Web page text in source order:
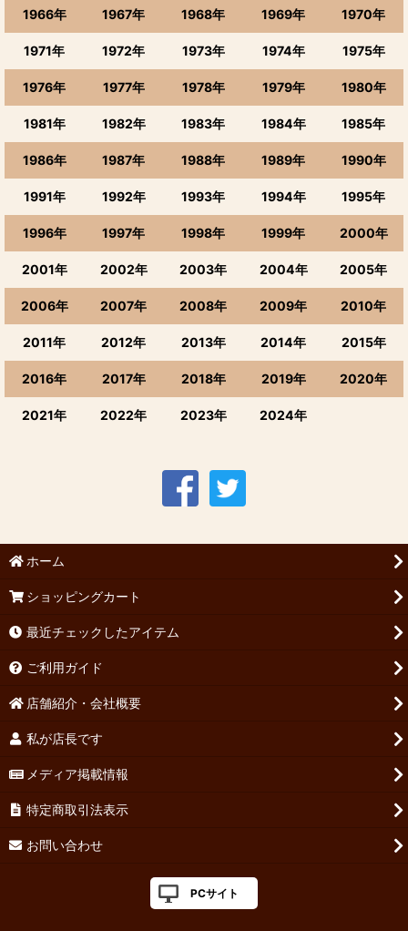
1966年 1967年 1968年 1969年 1970年
1971年 1972年 1973年 1974年 1975年
1976年 1977年 1978年 1979年 1980年
1981年 1982年 1983年 1984年 1985年
1986年 1987年 1988年 1989年 1990年
1991年 1992年 1993年 1994年 1995年
1996年 1997年 1998年 1999年 2000年
2001年 2002年 2003年 2004年 2005年
2006年 2007年 2008年 2009年 2010年
2011年 2012年 2013年 2014年 2015年
2016年 2017年 2018年 2019年 2020年
2021年 2022年 2023年 2024年
ホーム
ショッピングカート
最近チェックしたアイテム
ご利用ガイド
店舗紹介・会社概要
私が店長です
メディア掲載情報
特定商取引法表示
お問い合わせ
PCサイト